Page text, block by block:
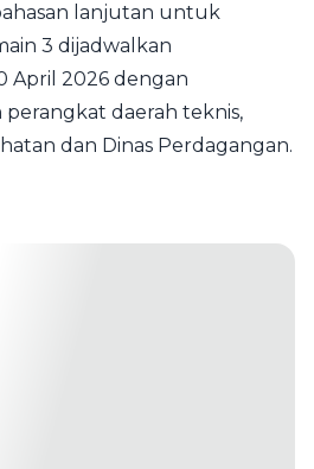
lanjutan untuk
3 dijadwalkan
April 2026 dengan
daerah teknis,
dan Dinas Perdagangan.